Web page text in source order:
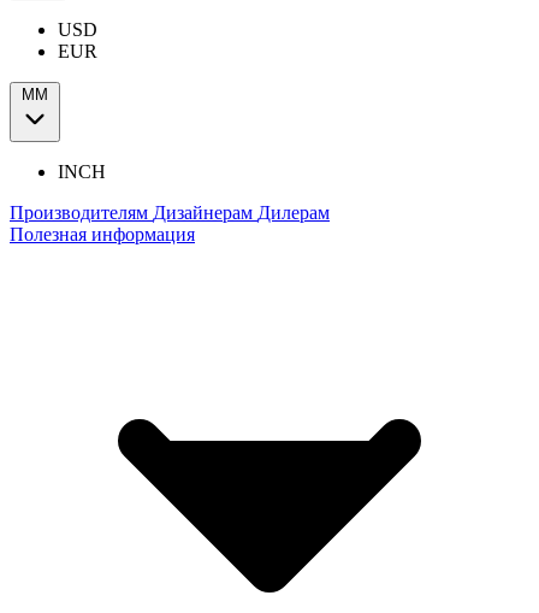
USD
EUR
ММ
INCH
Производителям Дизайнерам Дилерам
Полезная информация